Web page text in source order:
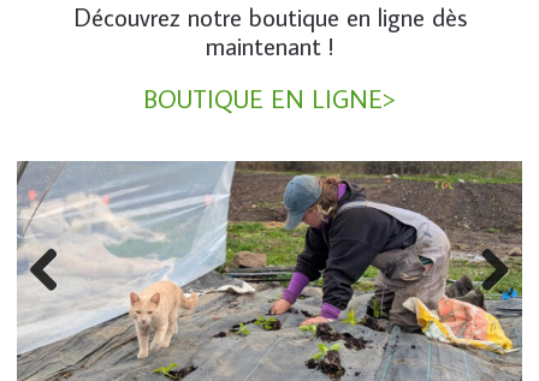
Découvrez notre boutique en ligne dès
maintenant !
BOUTIQUE EN LIGNE>
Previous Next